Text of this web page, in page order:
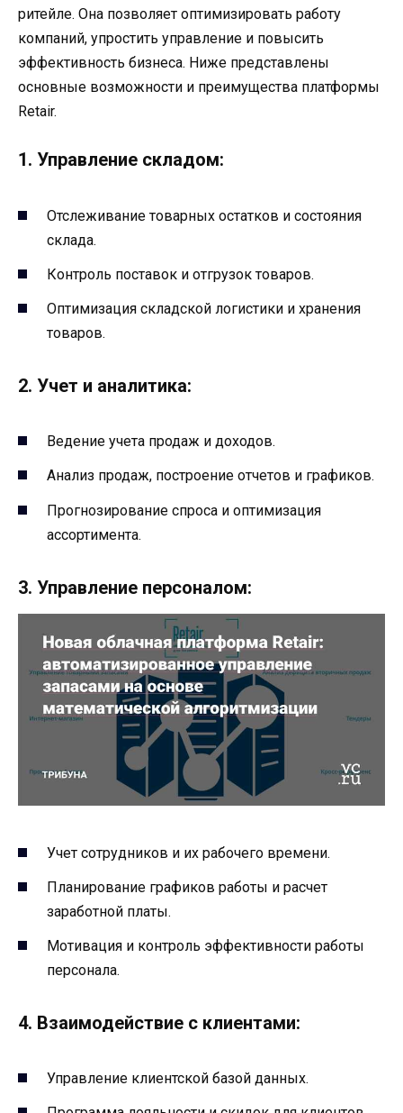
ритейле. Она позволяет оптимизировать работу
компаний, упростить управление и повысить
эффективность бизнеса. Ниже представлены
основные возможности и преимущества платформы
Retair.
1. Управление складом:
Отслеживание товарных остатков и состояния
склада.
Контроль поставок и отгрузок товаров.
Оптимизация складской логистики и хранения
товаров.
2. Учет и аналитика:
Ведение учета продаж и доходов.
Анализ продаж, построение отчетов и графиков.
Прогнозирование спроса и оптимизация
ассортимента.
3. Управление персоналом:
Учет сотрудников и их рабочего времени.
Планирование графиков работы и расчет
заработной платы.
Мотивация и контроль эффективности работы
персонала.
4. Взаимодействие с клиентами:
Управление клиентской базой данных.